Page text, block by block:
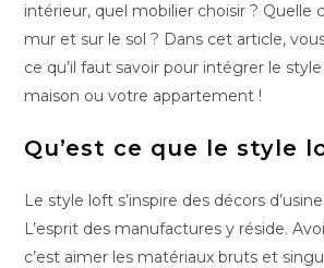
intérieur, quel mobilier choisir ? Quelle
mur et sur le sol ? Dans cet article,
ce qu’il faut savoir pour intégrer le
maison ou votre appartement !
Qu’est ce que le style
Le style loft s’inspire des décors
L’esprit des manufactures y réside.
c’est aimer les matériaux bruts et